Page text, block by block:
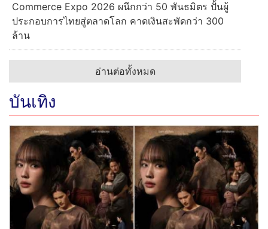
Commerce Expo 2026 ผนึกกว่า 50 พันธมิตร ปั้นผู้
ประกอบการไทยสู่ตลาดโลก คาดเงินสะพัดกว่า 300
ล้าน
อ่านต่อทั้งหมด
บันเทิง